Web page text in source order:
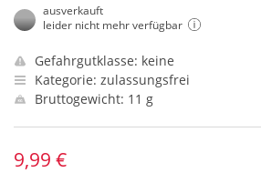
ausverkauft
leider nicht mehr verfügbar
Gefahrgutklasse: keine
Kategorie: zulassungsfrei
Bruttogewicht: 11 g
9,99 €